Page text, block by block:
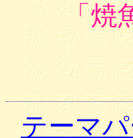
「焼
テーマ